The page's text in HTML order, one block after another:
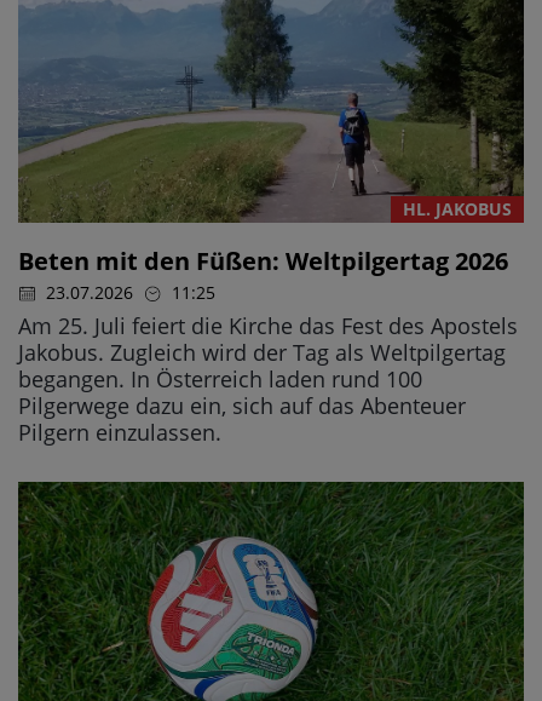
HL. JAKOBUS
Beten mit den Füßen: Weltpilgertag 2026
23.07.2026 11:25
Am 25. Juli feiert die Kirche das Fest des Apostels
Jakobus. Zugleich wird der Tag als Weltpilgertag
begangen. In Österreich laden rund 100
Pilgerwege dazu ein, sich auf das Abenteuer
Pilgern einzulassen.